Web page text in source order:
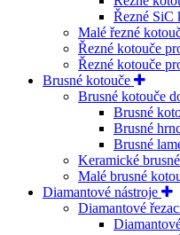
Řezné SiC
Malé řezné
Řezné kotouče
Řezné kotouče
Brusné kotouče
Brusné kotouče
Brusné
Brusné
Brusné
Keramické
Malé brusné
Diamantové nástroje
Diamantové